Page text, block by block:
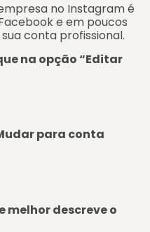
no Instagram é
e em poucos
conta profissional.
na opção “Editar
para conta
melhor descreve o